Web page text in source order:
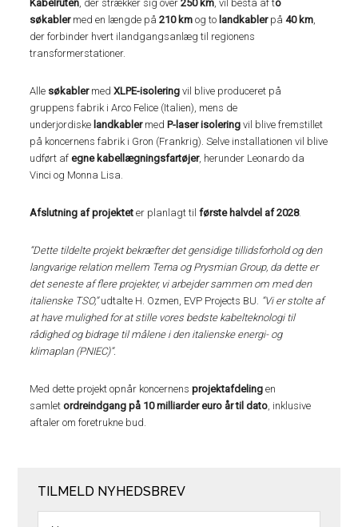
Kabelruten , der strækker sig over250 km , vil bestå af to
søkablermed en længde på210 km og to landkabler på40 km
der forbinder hvert ilandgangsanlæg til regionens
transformerstationer.
Alle søkabler medXLPE-isoleringvil blive produceret på
gruppens fabrik i Arco Felice (Italien), mens de
underjordiske landkabler med P-laser isolering vil blive fremstillet
på koncernens fabrik i Gron (Frankrig). Selve installationen vil blive
udført afegne kabellægningsfartøjer, herunder Leonardo da
Vinci og Monna Lisa.
Afslutning af projekteter planlagt tilførste halvdel af 2028.
“Dette tildelte projekt bekræfter det gensidige tillidsforhold og den
langvarige relation mellem Terna og Prysmian Group, da dette er
det seneste af flere projekter, vi arbejder sammen om med den
italienske TSO,”udtalte H. Ozmen, EVP Projects BU. “Vi er stolte af
at have mulighed for at stille vores bedste kabelteknologi til
rådighed og bidrage til målene i den italienske energi- og
klimaplan (PNIEC)”.
Med dette projekt opnår koncernensprojektafdeling en
samlet ordreindgang på 10 milliarder euro år til dato , inklusive
aftaler om foretrukne bud.
TILMELD NYHEDSBREV